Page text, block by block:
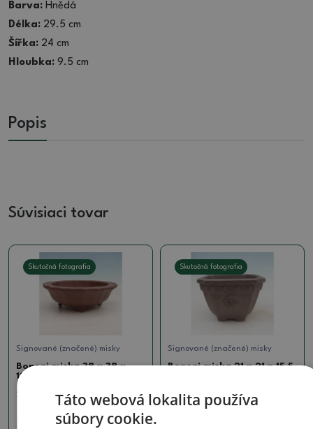
Barva: Hnědá
Délka: 29.5 cm
Šířka: 24 cm
Hloubka: 9.5 cm
Popis
Súvisiaci tovar
Skutočná fotografia
Signované (značené) misky
Bonsai miska 38 x 38 x
12,5 cm, farba hnedá
1516-MZ26-134
40.48 €
Skutočná fotografia
Signované (značené) misky
Bonsai miska 21 x 21 x 15,5
SKU: 923-CH-2022-22
Táto webová lokalita používa
súbory cookie.